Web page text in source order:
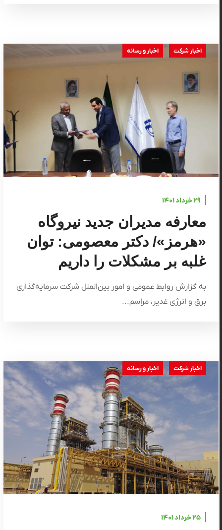
اخبار شرکت اخبار و رسانه
۲۹ خرداد ۱۴۰۱
معارفه مدیران جدید نیروگاه
«هرمز»/ دکتر معصومی: توان
غلبه بر مشکلات را داریم
به گزارش روابط عمومی و امور بین‌الملل شرکت سرمایه‌گذاری
برق و انرژی غدیر، مراسم...
اخبار شرکت اخبار و رسانه
۲۵ خرداد ۱۴۰۱